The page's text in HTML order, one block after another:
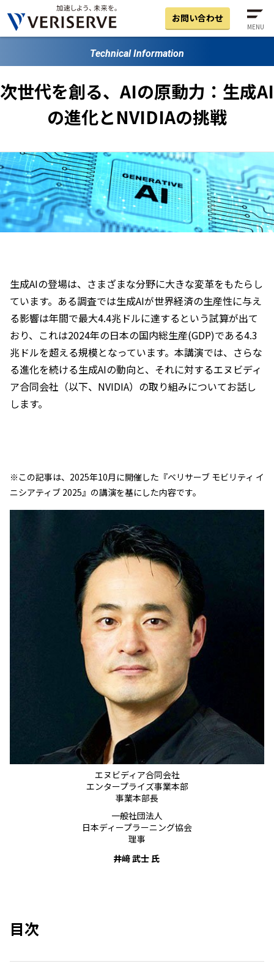
お問い合わせ
MENU
Technical Information
次世代を創る、AIの原動力：生成AI
の進化とNVIDIAの挑戦
生成AIの登場は、さまざまな分野に大きな変革をもたらし
ています。ある調査では生成AIが世界経済の生産性に与え
る影響は年間で最大4.4兆ドルに達するという試算が出て
おり、これは2024年の日本の国内総生産(GDP)である4.3
兆ドルを超える規模となっています。本講演では、さらな
る進化を続ける生成AIの動向と、それに対するエヌビディ
ア合同会社（以下、NVIDIA）の取り組みについてお話し
します。
※この記事は、2025年10月に開催した『ベリサーブ モビリティ イ
ニシアティブ 2025』の講演を基にした内容です。
エヌビディア合同会社
エンタープライズ事業本部
事業本部長
一般社団法人
日本ディープラーニング協会
理事
井﨑 武士 氏
目次